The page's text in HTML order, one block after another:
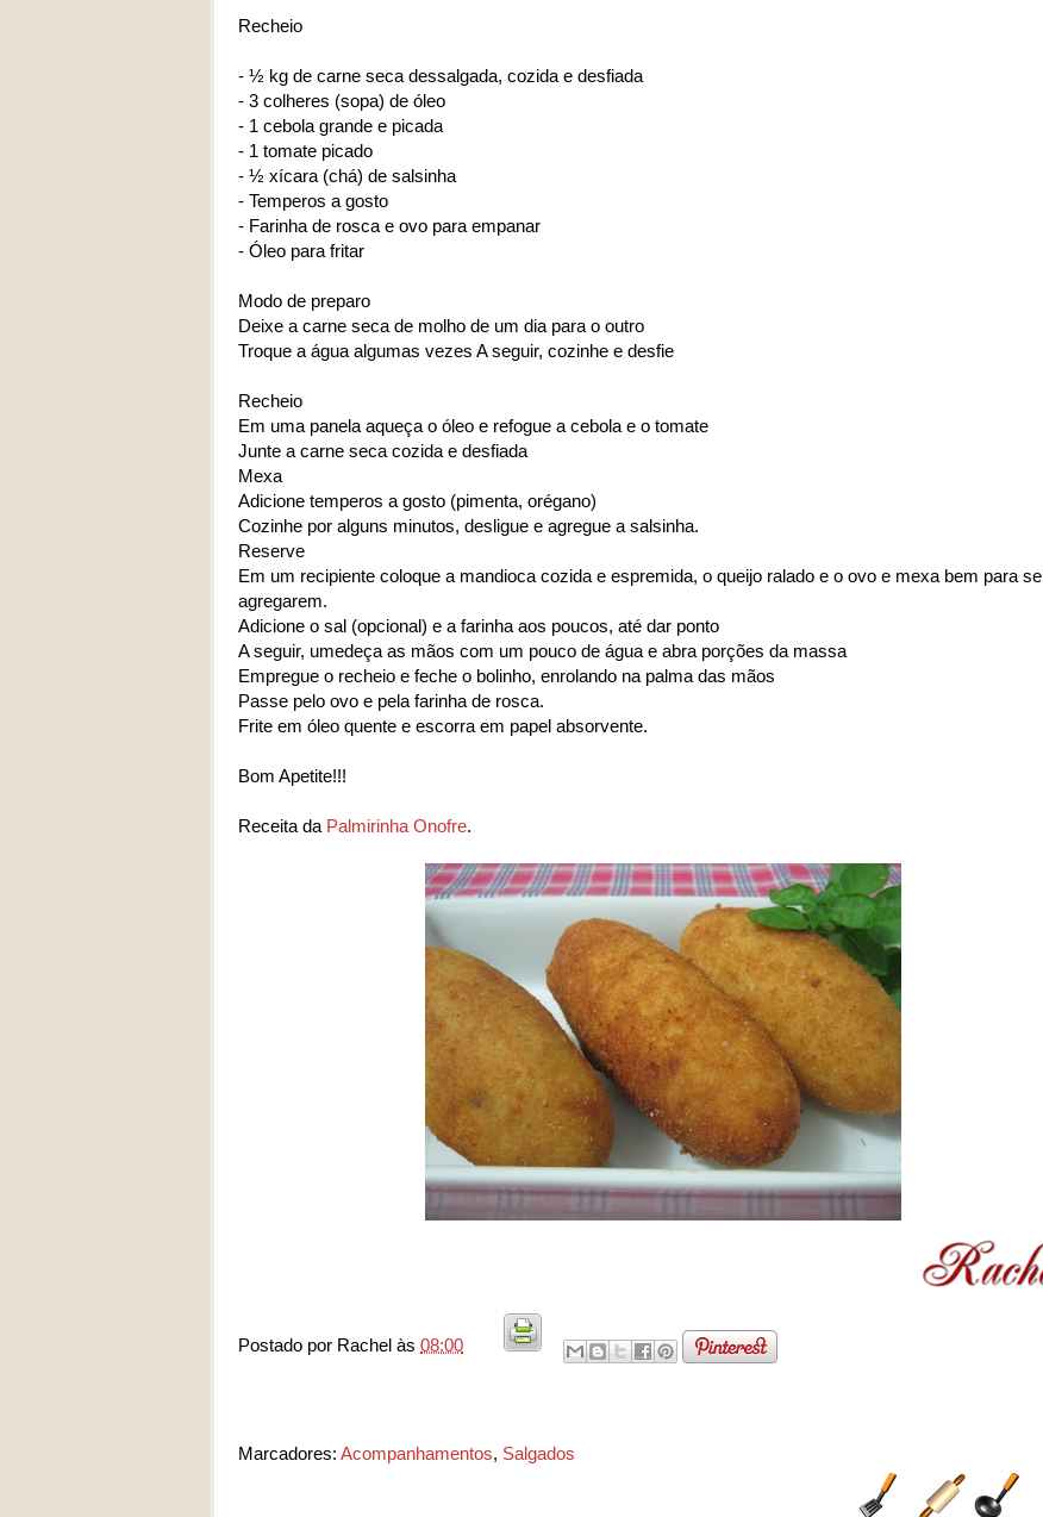
Recheio
- ½ kg de carne seca dessalgada, cozida e desfiada
- 3 colheres (sopa) de óleo
- 1 cebola grande e picada
- 1 tomate picado
- ½ xícara (chá) de salsinha
- Temperos a gosto
- Farinha de rosca e ovo para empanar
- Óleo para fritar
Modo de preparo
Deixe a carne seca de molho de um dia para o outro
Troque a água algumas vezes A seguir, cozinhe e desfie
Recheio
Em uma panela aqueça o óleo e refogue a cebola e o tomate
Junte a carne seca cozida e desfiada
Mexa
Adicione temperos a gosto (pimenta, orégano)
Cozinhe por alguns minutos, desligue e agregue a salsinha.
Reserve
Em um recipiente coloque a mandioca cozida e espremida, o queijo ralado e o ovo e mexa bem para se
agregarem.
Adicione o sal (opcional) e a farinha aos poucos, até dar ponto
A seguir, umedeça as mãos com um pouco de água e abra porções da massa
Empregue o recheio e feche o bolinho, enrolando na palma das mãos
Passe pelo ovo e pela farinha de rosca.
Frite em óleo quente e escorra em papel absorvente.
Bom Apetite!!!
Receita da Palmirinha Onofre.
Postado por Rachel às 08:00
Marcadores: Acompanhamentos, Salgados